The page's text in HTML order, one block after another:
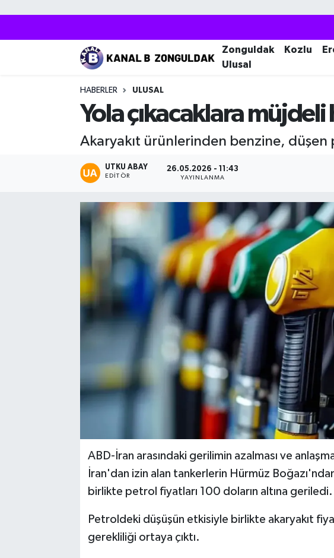
Zonguldak Kozlu
Ulusal
HABERLER ULUSAL
Yola çıkacaklara
Akaryakıt ürünlerinden benzine, düşen
UTKU ABAY
EDITÖR
26.05.2026 - 11:43
YAYINLANMA
ABD-İran arasındaki gerilimin azalması ve
İran'dan izin alan tankerlerin Hürmüz
birlikte petrol fiyatları 100 doların altına geriledi.
Petroldeki düşüşün etkisiyle birlikte akaryakıt
gerekliliği ortaya çıktı.
Gökçebey
Zonguldak Nöbetçi Eczaneler
Zonguldak Trafik Yoğunluk Haritası
Puan Durumu ve Fikstür
Tüm Manşetler
Haber Arşivi